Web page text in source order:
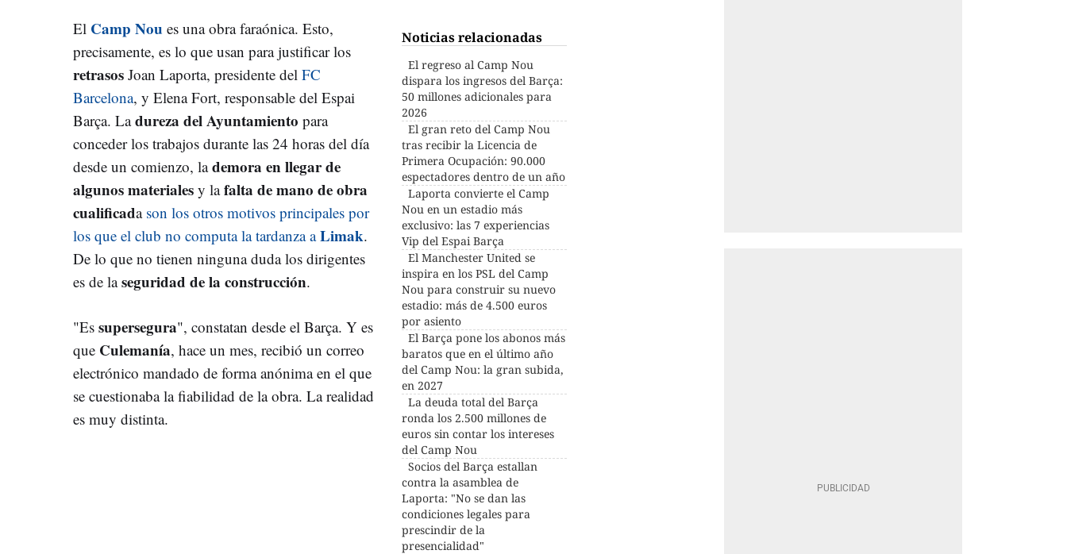
Noticias relacionadas
El regreso al Camp Nou
dispara los ingresos del Barça:
50 millones adicionales para
2026
El gran reto del Camp Nou
tras recibir la Licencia de
Primera Ocupación: 90.000
espectadores dentro de un año
Laporta convierte el Camp
Nou en un estadio más
exclusivo: las 7 experiencias
Vip del Espai Barça
El Manchester United se
inspira en los PSL del Camp
Nou para construir su nuevo
estadio: más de 4.500 euros
por asiento
El Barça pone los abonos más
baratos que en el último año
del Camp Nou: la gran subida,
en 2027
La deuda total del Barça
ronda los 2.500 millones de
euros sin contar los intereses
del Camp Nou
Socios del Barça estallan
contra la asamblea de
Laporta: "No se dan las
condiciones legales para
prescindir de la
presencialidad"
El Camp Nou es una obra faraónica. Esto,
precisamente, es lo que usan para justificar los
retrasos Joan Laporta, presidente del FC
Barcelona, y Elena Fort, responsable del Espai
Barça. Ladureza del Ayuntamiento para
conceder los trabajos durante las 24 horas del día
desde un comienzo, lademora en llegar de
algunos materiales y lafalta de mano de obra
cualificada son los otros motivos principales por
los que el club no computa la tardanza aLimak.
De lo que no tienen ninguna duda los dirigentes
es de laseguridad de la construcción.
"Es supersegura", constatan desde el Barça. Y es
que Culemanía, hace un mes, recibió un correo
electrónico mandado de forma anónima en el que
se cuestionaba la fiabilidad de la obra. La realidad
es muy distinta.